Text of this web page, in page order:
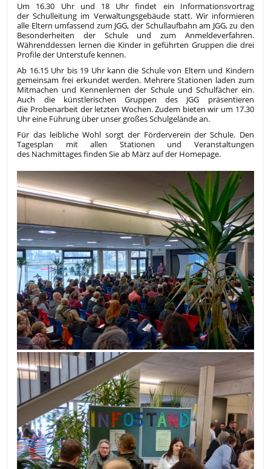
Um 16.30 Uhr und 18 Uhr findet ein Informationsvortrag
der Schulleitung im Verwaltungsgebäude statt. Wir informieren
alle Eltern umfassend zum JGG, der Schullaufbahn am JGG, zu den
Besonderheiten der Schule und zum Anmeldeverfahren.
Währenddessen lernen die Kinder in geführten Gruppen die drei
Profile der Unterstufe kennen.
Ab 16.15 Uhr bis 19 Uhr kann die Schule von Eltern und Kindern
gemeinsam frei erkundet werden. Mehrere Stationen laden zum
Mitmachen und Kennenlernen der Schule und Schulfächer ein.
Auch die künstlerischen Gruppen des JGG präsentieren
die Probenarbeit der letzten Wochen. Zudem bieten wir um 17.30
Uhr eine Führung über unser großes Schulgelände an.
Für das leibliche Wohl sorgt der Förderverein der Schule. Den
Tagesplan mit allen Stationen und Veranstaltungen
des Nachmittages finden Sie ab März auf der Homepage.